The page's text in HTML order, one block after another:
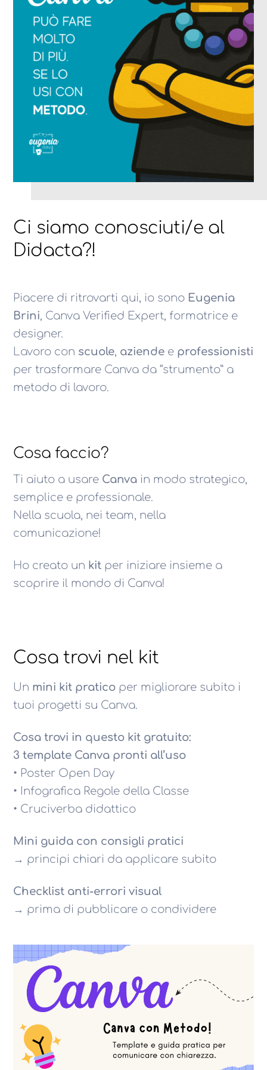
Ci siamo conosciuti/e al
Didacta?!
Piacere di ritrovarti qui, io sono Eugenia
Brini, Canva Verified Expert, formatrice e
designer.
Lavoro con scuole, aziende e professionisti
per trasformare Canva da “strumento” a
metodo di lavoro.
Cosa faccio?
Ti aiuto a usare Canva in modo strategico,
semplice e professionale.
Nella scuola, nei team, nella
comunicazione!
Ho creato un kit per iniziare insieme a
scoprire il mondo di Canva!
Cosa trovi nel kit
Un mini kit pratico per migliorare subito i
tuoi progetti su Canva.
Cosa trovi in questo kit gratuito:
3 template Canva pronti all’uso
• Poster Open Day
• Infografica Regole della Classe
• Cruciverba didattico
Mini guida con consigli pratici
→ principi chiari da applicare subito
Checklist anti-errori visual
→ prima di pubblicare o condividere